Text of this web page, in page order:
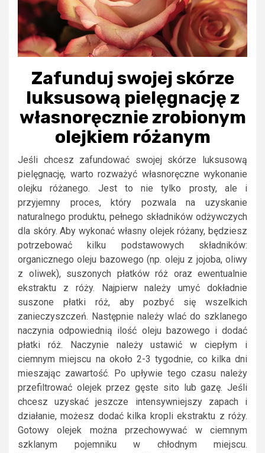
Zafunduj swojej skórze
luksusową pielęgnację z
własnoręcznie zrobionym
olejkiem różanym
Jeśli chcesz zafundować swojej skórze luksusową
pielęgnację, warto rozważyć własnoręczne wykonanie
olejku różanego. Jest to nie tylko prosty, ale i
przyjemny proces, który pozwala na uzyskanie
naturalnego produktu, pełnego składników odżywczych
dla skóry. Aby wykonać własny olejek różany, będziesz
potrzebować kilku podstawowych składników:
organicznego oleju bazowego (np. oleju z jojoba, oliwy
z oliwek), suszonych płatków róż oraz ewentualnie
ekstraktu z róży. Najpierw należy umyć dokładnie
suszone płatki róż, aby pozbyć się wszelkich
zanieczyszczeń. Następnie należy wlać do szklanego
naczynia odpowiednią ilość oleju bazowego i dodać
płatki róż. Naczynie należy ustawić w ciepłym i
ciemnym miejscu na około 2-3 tygodnie, co kilka dni
mieszając zawartość. Po upływie tego czasu należy
przefiltrować olejek przez gęste sito lub gazę. Jeśli
chcesz uzyskać jeszcze intensywniejszy zapach i
działanie, możesz dodać kilka kropli ekstraktu z róży.
Gotowy olejek można przechowywać w ciemnym
szklanym pojemniku w chłodnym miejscu.